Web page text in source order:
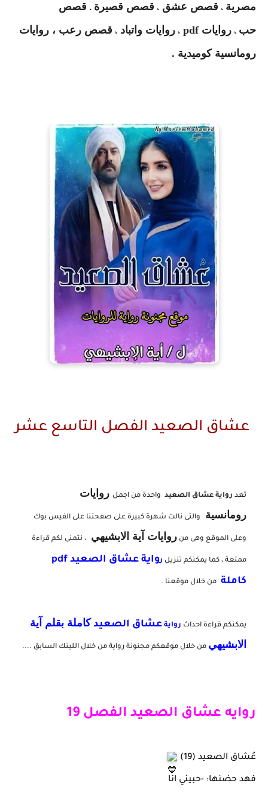
مصرية ، قصص عشق ، قصص قصيرة ، قصص
حب ، روايات pdf ، روايات واتباد ، قصص رعب ، روايات
رومانسية كوميدية .
عشاق الصعيد الفصل التاسع عشر
تعد رواية عشاق الصعيد واحدة من اجمل روايات
رومانسية
والتى نالت شهرة كبيرة على صفحتنا على الفيس بوك
وعلى الموقع وهى من روايات آية الابشيهي ، نتمنى لكم قراءة
ممتعة ، كما يمكنكم تنزيل ر
واية عشاق الصعيد pdf
كاملة من خلال موقعنا .
يمكنكم قراءة احداث رواية عشاق الصعيد كاملة بقلم آية
الابشيهي من خلال موقعكم مجنونة رواية من خلال اللينك السابق ....
روايه عشاق الصعيد الفصل 19
عُشاق الصعيد (19)
فهد حضنها: -حبيني انا